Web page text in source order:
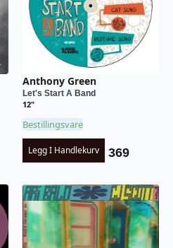
Anthony Green
Let's Start A Band
12"
Bestillingsvare
Legg I Handlekurv 369